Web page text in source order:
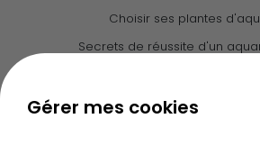
Choisir ses plantes
Secrets de réussite d'un
Le journal
Gérer mes cookies